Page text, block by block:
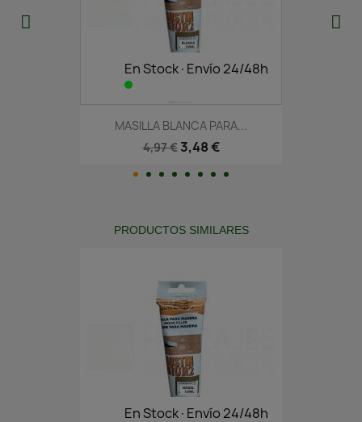
En Stock·Envío 24/48h
MASILLA BLANCA PARA...
4,97 € 3,48 €
PRODUCTOS SIMILARES
En Stock·Envío 24/48h